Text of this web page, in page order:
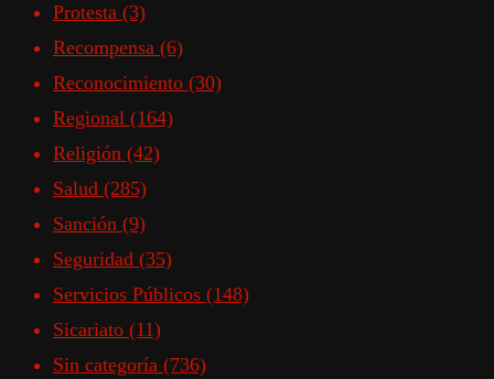
Protesta (3)
Recompensa (6)
Reconocimiento (30)
Regional (164)
Religión (42)
Salud (285)
Sanción (9)
Seguridad (35)
Servicios Públicos (148)
Sicariato (11)
Sin categoría (736)